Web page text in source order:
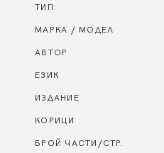
ТИП
МАРКА / МОДЕЛ
АВТОР
ЕЗИК
ИЗДАНИЕ
КОРИЦИ
БРОЙ ЧАСТИ/СТР.